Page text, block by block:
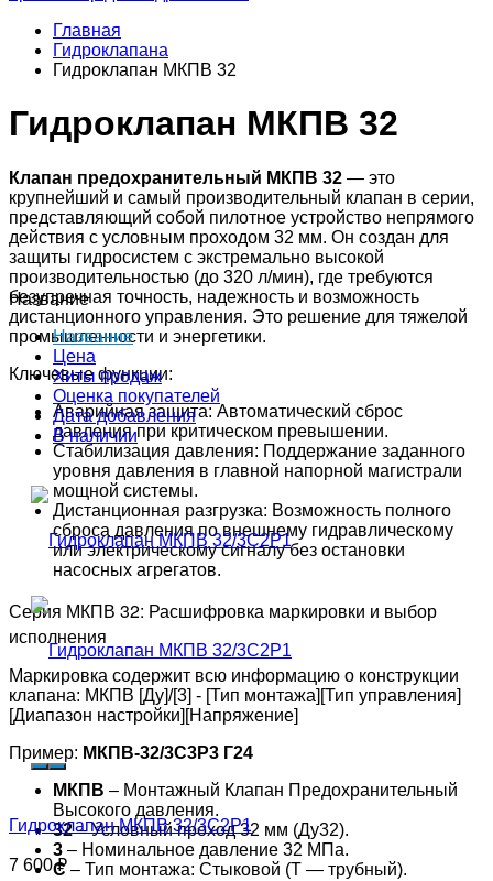
Главная
Гидроклапана
Гидроклапан МКПВ 32
Гидроклапан МКПВ 32
Клапан предохранительный МКПВ 32 — это
крупнейший и самый производительный клапан в серии,
представляющий собой пилотное устройство непрямого
действия с условным проходом 32 мм. Он создан для
защиты гидросистем с экстремально высокой
производительностью (до 320 л/мин), где требуются
безупречная точность, надежность и возможность
дистанционного управления. Это решение для тяжелой
промышленности и энергетики.
Ключевые функции:
Аварийная защита: Автоматический сброс
давления при критическом превышении.
Стабилизация давления: Поддержание заданного
уровня давления в главной напорной магистрали
мощной системы.
Дистанционная разгрузка: Возможность полного
сброса давления по внешнему гидравлическому
или электрическому сигналу без остановки
насосных агрегатов.
Серия МКПВ 32: Расшифровка маркировки и выбор
исполнения
Маркировка содержит всю информацию о конструкции
клапана: МКПВ [Ду]/[3] - [Тип монтажа][Тип управления]
[Диапазон настройки][Напряжение]
Пример: МКПВ-32/3С3Р3 Г24
МКПВ – Монтажный Клапан Предохранительный
Высокого давления.
32– Условный проход 32 мм (Ду32).
3 – Номинальное давление 32 МПа.
С– Тип монтажа: Стыковой (Т — трубный).
Название
Название
Цена
Хиты продаж
Оценка покупателей
Дата добавления
В наличии
Гидроклапан МКПВ 32/3С2Р1
7 600₽